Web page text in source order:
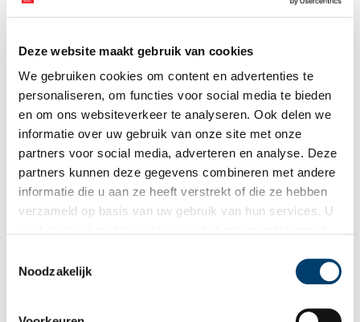
Deze website maakt gebruik van cookies
We gebruiken cookies om content en advertenties te
personaliseren, om functies voor social media te bieden
en om ons websiteverkeer te analyseren. Ook delen we
informatie over uw gebruik van onze site met onze
partners voor social media, adverteren en analyse. Deze
partners kunnen deze gegevens combineren met andere
informatie die u aan ze heeft verstrekt of die ze hebben
verzameld op basis van uw gebruik van hun services. U
Noodzakelijk
knutselen, op de foto gaan als middeleeuwse Avatar en je kunt je
verjaardagswens voor de stad achter laten.
Tekst:Arnoud van Soest
Publicatiedatum: 21/10/2024
Ontvang de nieuwsbrief
Wilt u op de hoogte blijven van de mooiste verhalen en het